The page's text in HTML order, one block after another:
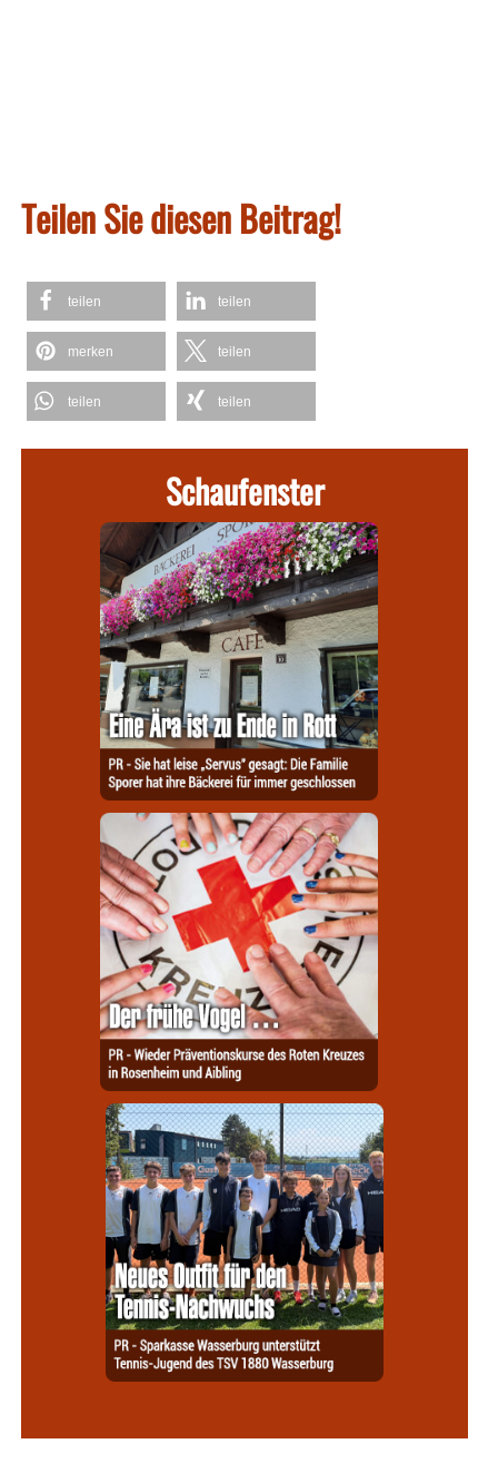
Teilen Sie diesen Beitrag!
teilen teilen
merken teilen
teilen teilen
Schaufenster